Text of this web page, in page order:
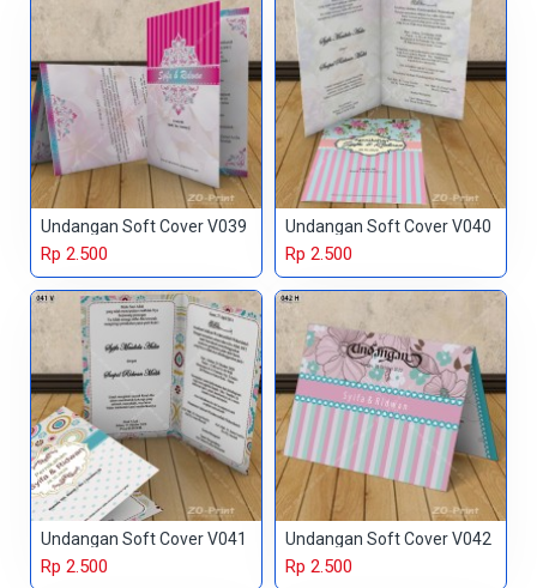
Undangan Soft Cover V039
Rp 2.500
Undangan Soft Cover V040
Rp 2.500
Undangan Soft Cover V041
Rp 2.500
Undangan Soft Cover V042
Rp 2.500